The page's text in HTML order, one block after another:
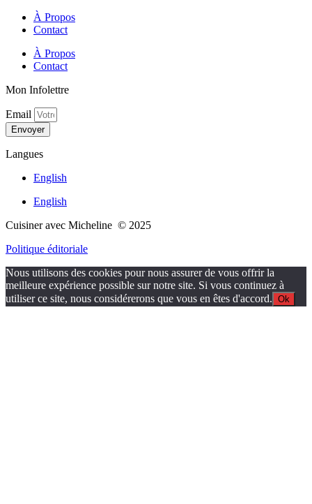
À Propos
Contact
À Propos
Contact
Mon Infolettre
Email
Envoyer
Langues
English
English
Cuisiner avec Micheline © 2025
Politique éditoriale
Nous utilisons des cookies pour nous assurer de vous offrir la
meilleure expérience possible sur notre site. Si vous continuez à
utiliser ce site, nous considérerons que vous en êtes d'accord. Ok